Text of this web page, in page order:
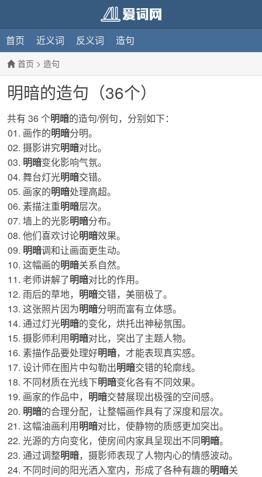
首页 近义词 反义词 造句
首页 > 造句
明暗的造句（36个）
共有 36 个明暗的造句/例句，分别如下：
画作的明暗分明。
摄影讲究明暗对比。
明暗变化影响气氛。
舞台灯光明暗交错。
画家的明暗处理高超。
素描注重明暗层次。
墙上的光影明暗分布。
他们喜欢讨论明暗效果。
明暗调和让画面更生动。
这幅画的明暗关系自然。
老师讲解了明暗对比的作用。
雨后的草地， 明暗交错，美丽极了。
这张照片因为明暗分明而富有立体感。
通过灯光明暗的变化，烘托出神秘氛围。
摄影师利用明暗对比，突出了主题人物。
素描作品要处理好明暗，才能表现真实感。
设计师在图片中勾勒出明暗交错的轮廓线。
不同材质在光线下明暗变化各有不同效果。
画家的作品中， 明暗交替展现出极强的空间感。
明暗的合理分配，让整幅画作具有了深度和层次。
这幅油画利用明暗对比，使静物的质感更加突出。
光源的方向变化，使房间内家具呈现出不同明暗。
通过调整明暗，摄影师表现了人物内心的情感波动。
不同时间的阳光洒入室内，形成了各种有趣的明暗关